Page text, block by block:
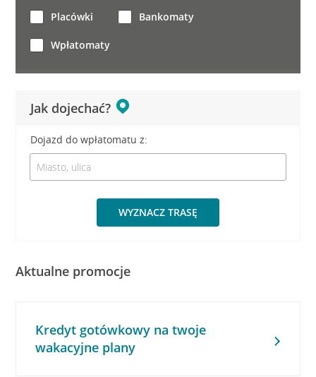
Jak dojechać?
Dojazd do wpłatomatu z:
WYZNACZ TRASĘ
Placówki Bankomaty
Wpłatomaty
Aktualne promocje
Kredyt gotówkowy na twoje
wakacyjne plany